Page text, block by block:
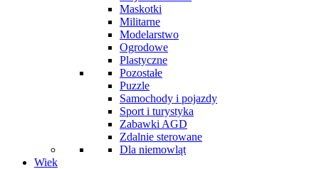
Maskotki
Militarne
Modelarstwo
Ogrodowe
Plastyczne
Pozostałe
Puzzle
Samochody i pojazdy
Sport i turystyka
Zabawki AGD
Zdalnie sterowane
Dla niemowląt
Wiek